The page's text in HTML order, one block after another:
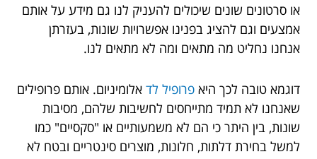
או סרטונים שונים שיכולים להעניק לנו גם מידע על אותם
אמצעים וגם להציג בפנינו אפשרויות שונות, בעזרתן
אנחנו נחליט מה מתאים ומה לא מתאים לנו.
דוגמא טובה לכך היא פרופיל לד אלומיניום. אותם פרופילים
שאנחנו לא תמיד מתייחסים לחשיבות שלהם, מסיבות
שונות, בין היתר כי הם לא משמעותיים או "סקסיים" כמו
למשל בחירת דלתות, חלונות, מוצרים סינטריים ובטח לא